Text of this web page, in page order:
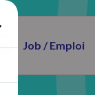
Job / Emploi